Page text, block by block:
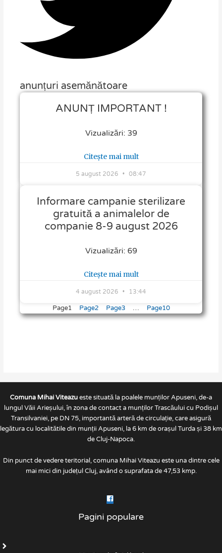
anunțuri asemănătoare
ANUNȚ IMPORTANT !
Vizualizări: 39
Citește mai mult
5 august 2026 08:47
Informare campanie sterilizare
gratuită a animalelor de
companie 8-9 august 2026
Vizualizări: 69
Citește mai mult
4 august 2026 13:44
Page1 Page2 Page3 … Page10
Comuna Mihai Viteazueste situată la poalele munților Apuseni, de-a
lungul Văii Arieșului, în zona de contact a munților Trascăului cu Podișul
Transilvaniei, pe DN 75, importantă arteră de circulație, care asigură
legătura cu localitătile din munții Apuseni, la 6 km de orașul Turda și 38 km
de Cluj-Napoca.
Din punct de vedere teritorial, comuna Mihai Viteazu este una dintre cele
mai mici din județul Cluj, având o suprafata de 47,53 kmp.
Pagini populare